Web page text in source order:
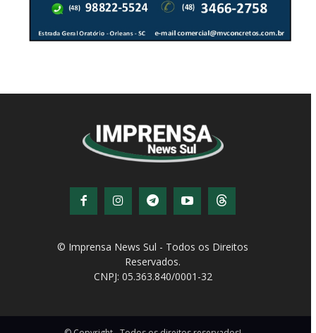
© Imprensa News Sul - Todos os Direitos
Reservados.
CNPJ: 05.363.840/0001-32